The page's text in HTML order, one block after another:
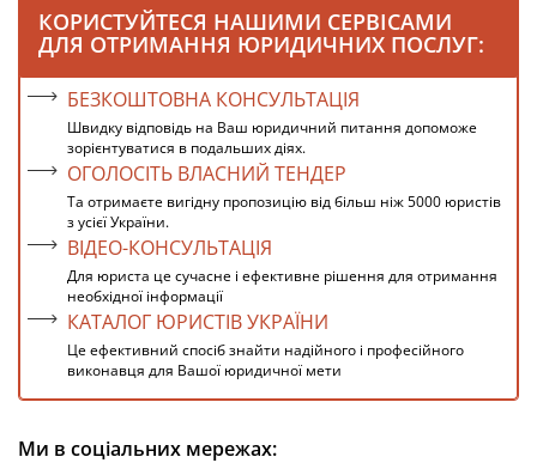
КОРИСТУЙТЕСЯ НАШИМИ СЕРВІСАМИ
ДЛЯ ОТРИМАННЯ ЮРИДИЧНИХ ПОСЛУГ:
БЕЗКОШТОВНА КОНСУЛЬТАЦІЯ
Швидку відповідь на Ваш юридичний питання допоможе
зорієнтуватися в подальших діях.
ОГОЛОСІТЬ ВЛАСНИЙ ТЕНДЕР
Та отримаєте вигідну пропозицію від більш ніж 5000 юристів
з усієї України.
ВІДЕО-КОНСУЛЬТАЦІЯ
Для юриста це сучасне і ефективне рішення для отримання
необхідної інформації
КАТАЛОГ ЮРИСТІВ УКРАЇНИ
Це ефективний спосіб знайти надійного і професійного
виконавця для Вашої юридичної мети
Ми в соціальних мережах: